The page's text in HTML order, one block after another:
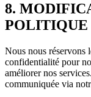
8.
POLITIQUE
Nous nous réservons
confidentialité pour
améliorer nos
communiquée via